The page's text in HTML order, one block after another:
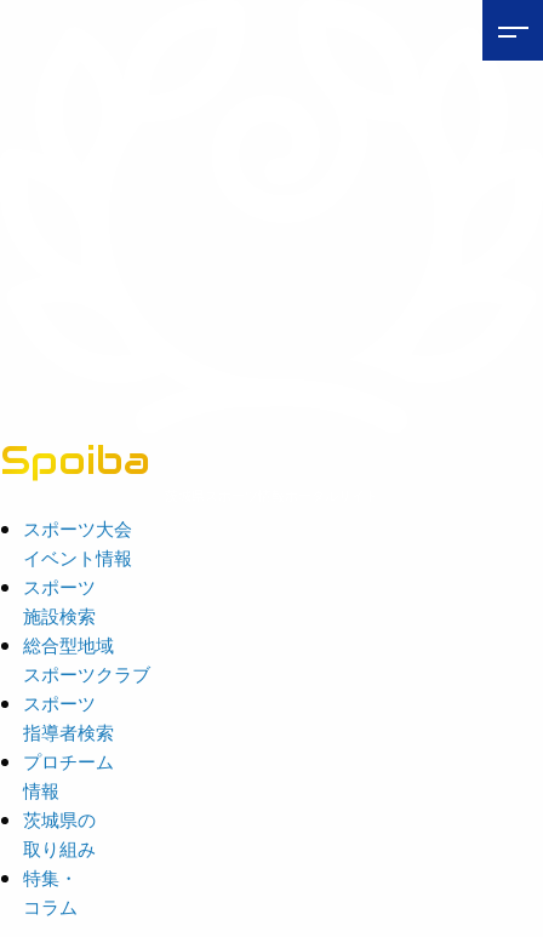
Spoiba
スポーツ大会
イベント情報
スポーツ
施設検索
総合型地域
スポーツクラブ
スポーツ
指導者検索
プロチーム
情報
茨城県の
取り組み
特集・
コラム